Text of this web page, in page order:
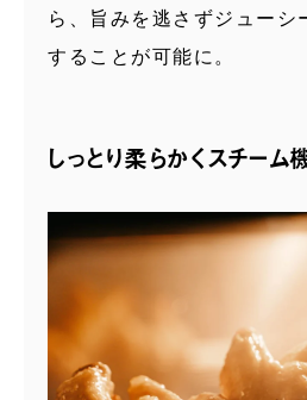
ら、旨みを逃さずジューシ
することが可能に。
しっとり柔らかくスチーム